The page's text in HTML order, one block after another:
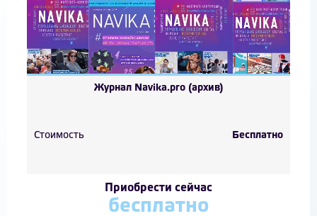
Журнал Navika.pro (архив)
Стоимость Бесплатно
Приобрести сейчас
бесплатно